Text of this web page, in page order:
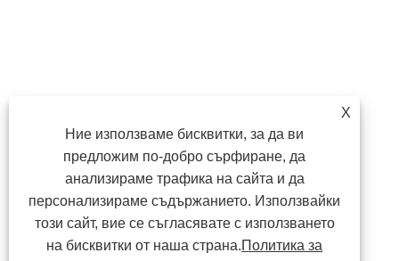
X
Ние използваме бисквитки, за да ви
предложим по-добро сърфиране, да
анализираме трафика на сайта и да
персонализираме съдържанието. Използвайки
този сайт, вие се съгласявате с използването
на бисквитки от наша страна.Политика за